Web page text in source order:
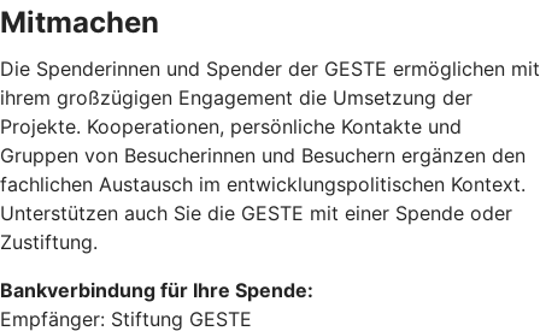
Mitmachen
Die Spenderinnen und Spender der GESTE ermöglichen mit
ihrem großzügigen Engagement die Umsetzung der
Projekte. Kooperationen, persönliche Kontakte und
Gruppen von Besucherinnen und Besuchern ergänzen den
fachlichen Austausch im entwicklungspolitischen Kontext.
Unterstützen auch Sie die GESTE mit einer Spende oder
Zustiftung.
Bankverbindung für Ihre Spende:
Empfänger: Stiftung GESTE